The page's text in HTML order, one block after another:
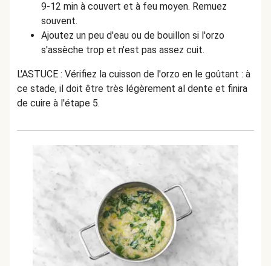
9-12 min à couvert et à feu moyen. Remuez
souvent.
Ajoutez un peu d'eau ou de bouillon si l'orzo
s'assèche trop et n'est pas assez cuit.
L'ASTUCE : Vérifiez la cuisson de l'orzo en le goûtant : à
ce stade, il doit être très légèrement al dente et finira
de cuire à l'étape 5.